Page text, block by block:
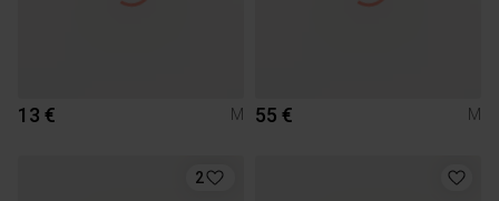
13 € M 55 € M
2